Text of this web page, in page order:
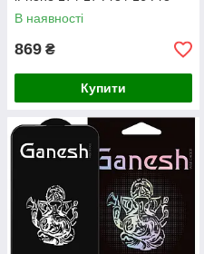
(6.3")
В наявності
869 ₴
Купити